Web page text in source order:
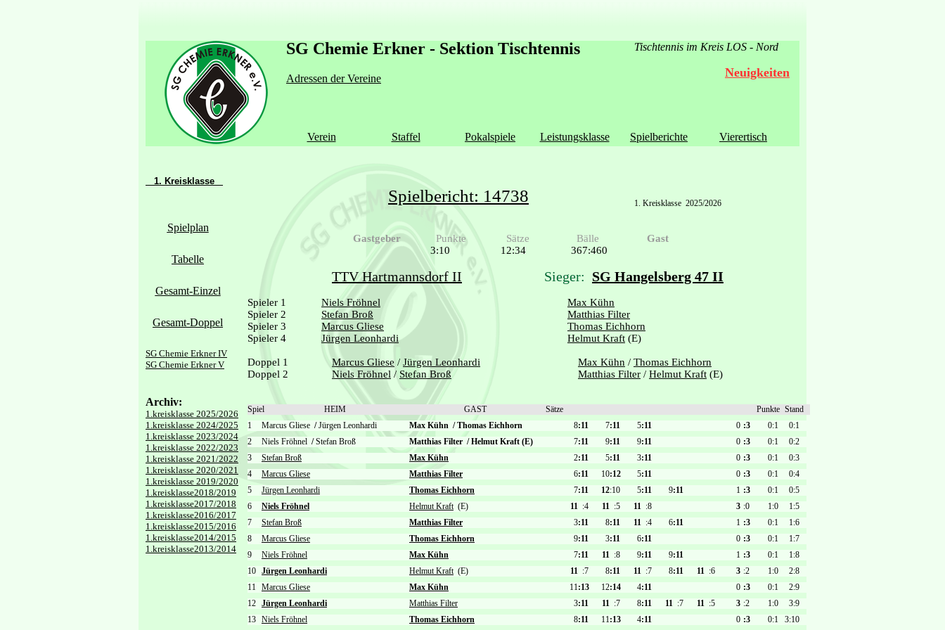
Tischtennis im Kreis LOS - Nord
SG Chemie Erkner - Sektion Tischtennis
Adressen der Vereine
Verein Staffel Pokalspiele Leistungsklasse Spielberichte Vierertisch
Neuigkeiten
1. Kreisklasse
Spielplan
Tabelle
Gesamt-Einzel
Gesamt-Doppel
SG Chemie Erkner IV
SG Chemie Erkner V
Archiv:
1.kreisklasse 2025/2026
1.kreisklasse 2024/2025
1.kreisklasse 2023/2024
1.kreisklasse 2022/2023
1.kreisklasse 2021/2022
1.kreisklasse 2020/2021
1.kreisklasse 2019/2020
1.kreisklasse2018/2019
1.kreisklasse2017/2018
1.kreisklasse2016/2017
1.kreisklasse2015/2016
1.kreisklasse2014/2015
1.kreisklasse2013/2014
Spielbericht: 14738 1. Kreisklasse 2025/2026
Gastgeber Punkte Sätze Bälle
Gast
3:10
12:34 367:460
TTV Hartmannsdorf II Sieger: SG Hangelsberg 47 II
Spieler 1 Niels Fröhnel
Max Kühn
Spieler 2
Stefan Broß
Matthias Filter
Spieler 3
Marcus Gliese
Thomas Eichhorn
Spieler 4
Jürgen Leonhardi Helmut Kraft (E)
Doppel 1 Marcus Gliese / Jürgen Leonhardi Max Kühn / Thomas Eichhorn
Doppel 2
Niels Fröhnel / Stefan Broß Matthias Filter / Helmut Kraft (E)
Spiel HEIM GAST Sätze Punkte Stand
1
Marcus Gliese /Jürgen Leonhardi Max Kühn /Thomas Eichhorn 8:11 7:11 5:11 0 :3 0:1
0:1
2
Niels Fröhnel /Stefan Broß Matthias Filter /Helmut Kraft (E) 7:11 9:11 9:11 0 :3 0:1
0:2
3
Stefan Broß Max Kühn 2:11 5:11 3:11 0 :3 0:1
0:3
4
Marcus Gliese Matthias Filter 6:11 10:12 5:11 0 :3 0:1
0:4
5
Jürgen Leonhardi Thomas Eichhorn 7:11 12:10 5:11 9:11 1 :3 0:1
0:5
6
Niels Fröhnel Helmut Kraft(E) 11 :4 11 :5 11 :8 3 :0 1:0
1:5
7
Stefan Broß Matthias Filter 3:11 8:11 11 :4 6:11 1 :3 0:1
1:6
8
Marcus Gliese Thomas Eichhorn 9:11 3:11 6:11 0 :3 0:1
1:7
9
Niels Fröhnel Max Kühn 7:11 11 :8 9:11 9:11 1 :3 0:1
1:8
10 Jürgen Leonhardi Helmut Kraft(E) 11 :7 8:11 11 :7 8:11 11 :6 3 :2 1:0
2:8
11 Marcus Gliese Max Kühn 11:13 12:14 4:11 0 :3 0:1
2:9
12 Jürgen Leonhardi Matthias Filter 3:11 11 :7 8:11 11 :7 11 :5 3 :2 1:0
3:9
13 Niels Fröhnel Thomas Eichhorn 8:11 11:13 4:11 0 :3 0:1 3:10